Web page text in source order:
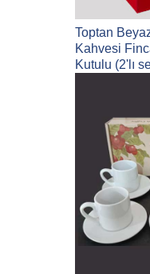
Toptan
Kahvesi
Kutulu (2'lı